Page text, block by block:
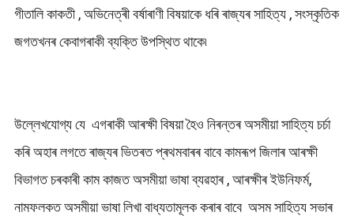
গীতালি কাকতী , অভিনেত্ৰী বৰ্ষাৰাণী বিষয়াকে ধৰি ৰাজ্যৰ সাহিত্য , সংস্কৃতিক
জগতখনৰ কেবাগৰাকী ব্যক্তি উপস্থিত থাকে৷
উল্লেখযোগ্য যে এগৰাকী আৰক্ষী বিষয়া হৈও নিৰন্তৰ অসমীয়া সাহিত্য চৰ্চা
কৰি অহাৰ লগতে ৰাজ্যৰ ভিতৰত প্ৰথমবাৰৰ বাবে কামৰূপ জিলাৰ আৰক্ষী
বিভাগত চৰকাৰী কাম কাজত অসমীয়া ভাষা ব্যৱহাৰ , আৰক্ষীৰ ইউনিফৰ্ম,
নামফলকত অসমীয়া ভাষা লিখা বাধ্যতামূলক কৰাৰ বাবে অসম সাহিত্য সভাৰ